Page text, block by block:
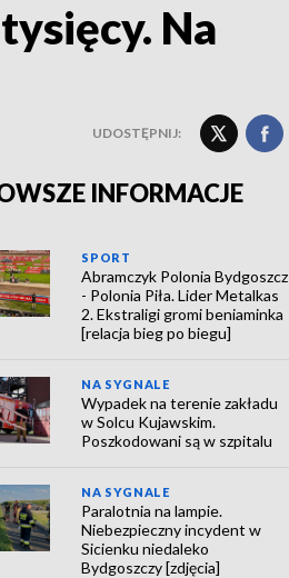
Na
UDOSTĘPNIJ:
INFORMACJE
SPORT
Abramczyk Polonia Bydgoszcz
- Polonia Piła. Lider Metalkas
2. Ekstraligi gromi beniaminka
[relacja bieg po biegu]
NA SYGNALE
Wypadek na terenie zakładu
w Solcu Kujawskim.
Poszkodowani są w szpitalu
NA SYGNALE
Paralotnia na lampie.
Niebezpieczny incydent w
Sicienku niedaleko
Bydgoszczy [zdjęcia]